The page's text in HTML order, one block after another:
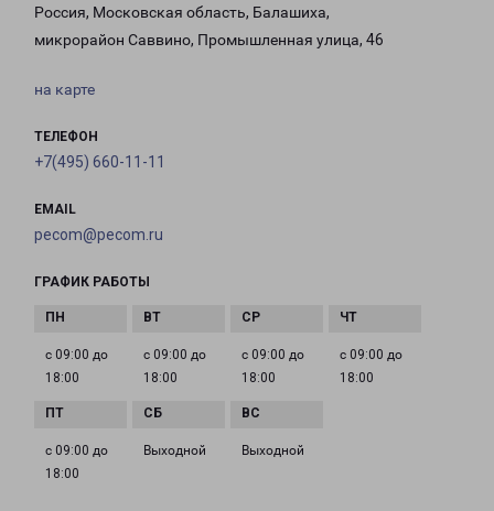
Россия, Московская область, Балашиха,
микрорайон Саввино, Промышленная улица, 46
на карте
ТЕЛЕФОН
+7(495) 660-11-11
EMAIL
pecom@pecom.ru
ГРАФИК РАБОТЫ
с 09:00 до
18:00
с 09:00 до
18:00
с 09:00 до
18:00
с 09:00 до
18:00
с 09:00 до
18:00
Выходной Выходной